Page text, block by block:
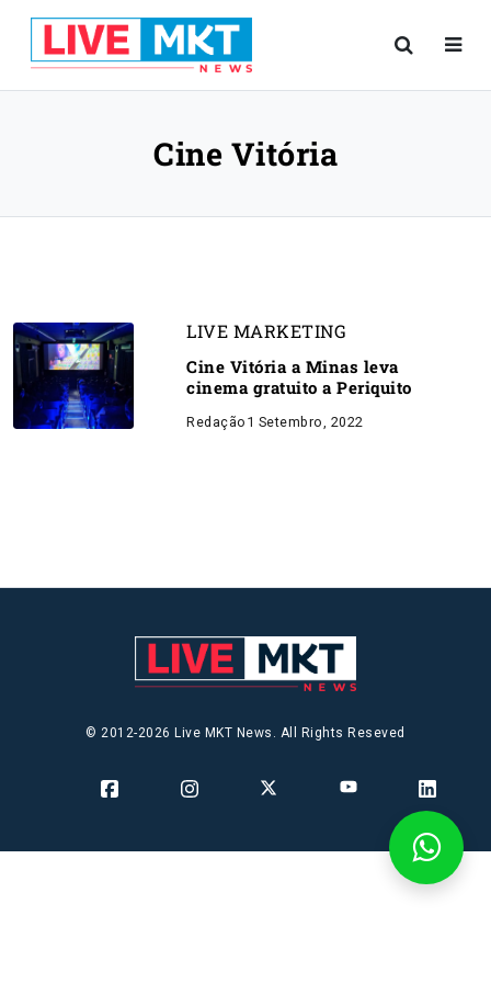
Cine Vitória
LIVE MARKETING
Cine Vitória a Minas leva
cinema gratuito a Periquito
Redação 1 Setembro, 2022
© 2012-2026 Live MKT News. All Rights Reseved